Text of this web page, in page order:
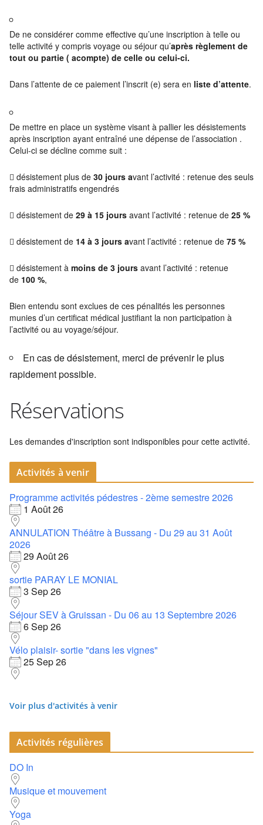
De ne considérer comme effective qu’une inscription à telle ou
telle activité y compris voyage ou séjour qu’après règlement de
tout ou partie ( acompte) de celle ou celui-ci.
Dans l’attente de ce paiement l’inscrit (e) sera en liste d’attente.
De mettre en place un système visant à pallier les désistements
après inscription ayant entraîné une dépense de l’association .
Celui-ci se décline comme suit :
 désistement plus de 30 jours avant l’activité : retenue des seuls
frais administratifs engendrés
 désistement de 29 à 15 jours avant l’activité : retenue de 25 %
 désistement de 14 à 3 jours avant l’activité : retenue de 75 %
 désistement à moins de 3 jours avant l’activité : retenue
de 100 %,
Bien entendu sont exclues de ces pénalités les personnes
munies d’un certificat médical justifiant la non participation à
l’activité ou au voyage/séjour.
En cas de désistement, merci de prévenir le plus
rapidement possible.
Réservations
Les demandes d'inscription sont indisponibles pour cette activité.
Activités à venir
Programme activités pédestres - 2ème semestre 2026
1 Août 26
ANNULATION Théâtre à Bussang - Du 29 au 31 Août
2026
29 Août 26
sortie PARAY LE MONIAL
3 Sep 26
Séjour SEV à Gruissan - Du 06 au 13 Septembre 2026
6 Sep 26
Vélo plaisir- sortie "dans les vignes"
25 Sep 26
Voir plus d'activités à venir
Activités régulières
DO In
Musique et mouvement
Yoga